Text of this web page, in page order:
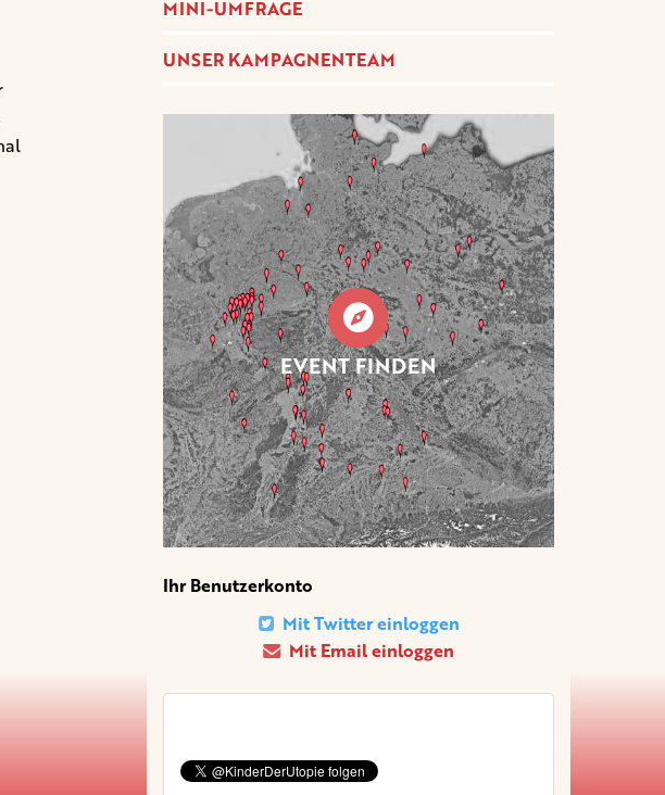
MINI-UMFRAGE
UNSER KAMPAGNENTEAM
EVENT FINDEN
Ihr Benutzerkonto
Mit Twitter einloggen
Mit Email einloggen